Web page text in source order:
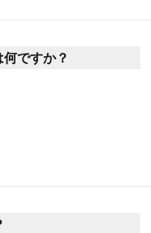
ですか？